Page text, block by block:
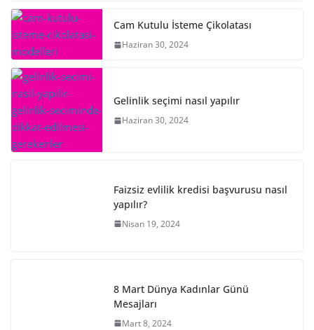
Cam Kutulu İsteme Çikolatası
Haziran 30, 2024
Gelinlik seçimi nasıl yapılır
Haziran 30, 2024
Faizsiz evlilik kredisi başvurusu nasıl
yapılır?
Nisan 19, 2024
8 Mart Dünya Kadınlar Günü
Mesajları
Mart 8, 2024